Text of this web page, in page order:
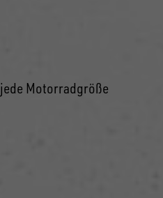
Motorradgröße